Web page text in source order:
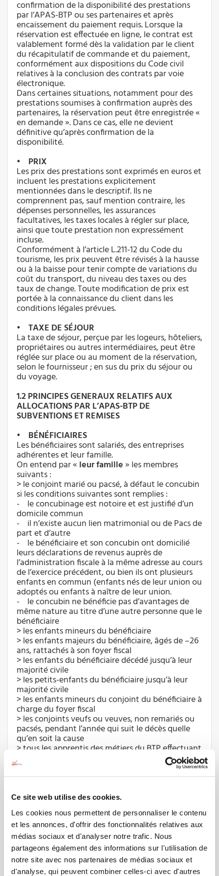
Ce site web utilise des cookies.
Les cookies nous permettent de personnaliser le contenu
et les annonces, d'offrir des fonctionnalités relatives aux
médias sociaux et d'analyser notre trafic. Nous
partageons également des informations sur l'utilisation de
notre site avec nos partenaires de médias sociaux et
d'analyse, qui peuvent combiner celles-ci avec d'autres
confirmation de la disponibilité des prestations
par l’APAS-BTP ou ses partenaires et après
encaissement du paiement requis. Lorsque la
réservation est effectuée en ligne, le contrat est
valablement formé dès la validation par le client
du récapitulatif de commande et du paiement,
conformément aux dispositions du Code civil
relatives à la conclusion des contrats par voie
électronique.
Dans certaines situations, notamment pour des
prestations soumises à confirmation auprès des
partenaires, la réservation peut être enregistrée «
en demande ». Dans ce cas, elle ne devient
définitive qu’après confirmation de la
disponibilité.
• PRIX
Les prix des prestations sont exprimés en euros et
incluent les prestations explicitement
mentionnées dans le descriptif. Ils ne
comprennent pas, sauf mention contraire, les
dépenses personnelles, les assurances
facultatives, les taxes locales à régler sur place,
ainsi que toute prestation non expressément
incluse.
Conformément à l’article L.211-12 du Code du
tourisme, les prix peuvent être révisés à la hausse
ou à la baisse pour tenir compte de variations du
coût du transport, du niveau des taxes ou des
taux de change. Toute modification de prix est
portée à la connaissance du client dans les
conditions légales prévues.
• TAXE DE SÉJOUR
La taxe de séjour, perçue par les logeurs, hôteliers,
propriétaires ou autres intermédiaires, peut être
réglée sur place ou au moment de la réservation,
selon le fournisseur ; en sus du prix du séjour ou
du voyage.
1.2 PRINCIPES GENERAUX RELATIFS AUX
ALLOCATIONS PAR L’APAS-BTP DE
SUBVENTIONS ET REMISES
• BÉNÉFICIAIRES
Les bénéficiaires sont salariés, des entreprises
adhérentes et leur famille.
On entend par « leur famille» les membres
suivants :
> le conjoint marié ou pacsé, à défaut le concubin
si les conditions suivantes sont remplies :
- le concubinage est notoire et est justifié d’un
domicile commun
- il n’existe aucun lien matrimonial ou de Pacs de
part et d’autre
- le bénéficiaire et son concubin ont domicilié
leurs déclarations de revenus auprès de
l’administration fiscale à la même adresse au cours
de l’exercice précédent, ou bien ils ont plusieurs
enfants en commun (enfants nés de leur union ou
adoptés ou enfants à naître de leur union.
- le concubin ne bénéficie pas d’avantages de
même nature au titre d’une autre personne que le
bénéficiaire
> les enfants mineurs du bénéficiaire
> les enfants majeurs du bénéficiaire, âgés de –26
ans, rattachés à son foyer fiscal
> les enfants du bénéficiaire décédé jusqu’à leur
majorité civile
> les petits-enfants du bénéficiaire jusqu’à leur
majorité civile
> les enfants mineurs du conjoint du bénéficiaire à
charge du foyer fiscal
> les conjoints veufs ou veuves, non remariés ou
pacsés, pendant l’année qui suit le décès quelle
qu’en soit la cause
> tous les apprentis des métiers du BTP effectuant
leur formation dans un CFA ou une école
adhérente à l’APAS-BTP dans des conditions
spécifiques liées à l’âge de l’apprenti bénéficiaire
métier du BTP
> Les retraités du BTP titulaires de la « Cartapas
retraités » en cours de validité (cotisation de
24,50 €/an) accès aux tarifs suivants :
- Villages-Vacances APAS-BTP de Camaret-sur-
Mer (29) et Col de Voza (74) : tarif « Cartapas
retraités »
- Autres séjours et voyages : prix catalogue sans